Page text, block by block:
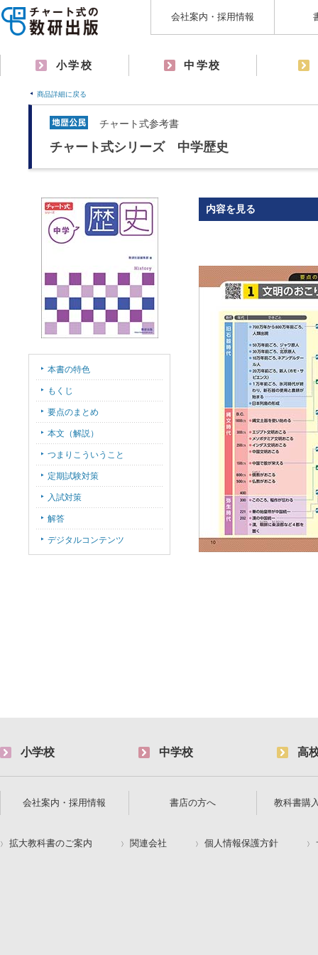
会社案内・採用情報
小学校 中学校
商品詳細に戻る
チャート式参考書
チャート式シリーズ 中学歴史
内容を見る
本書の特色
もくじ
要点のまとめ
本文（解説）
つまりこういうこと
定期試験対策
入試対策
解答
デジタルコンテンツ
小学校 中学校 高
会社案内・採用情報 書店の方へ 教科書購
拡大教科書のご案内 関連会社 個人情報保護方針